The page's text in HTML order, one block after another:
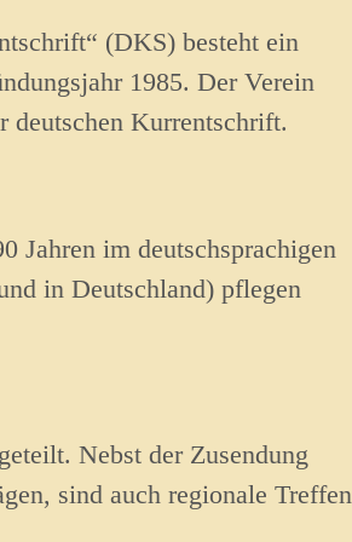
(DKS) besteht ein
1985. Der Verein
deutschen Kurrentschrift.
Jahren im deutschsprachigen
in Deutschland) pflegen
Nebst der Zusendung
sind auch regionale Treffen